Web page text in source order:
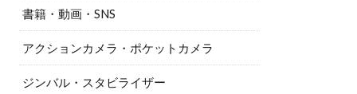
書籍・動画・SNS
アクションカメラ・ポケットカメラ
ジンバル・スタビライザー